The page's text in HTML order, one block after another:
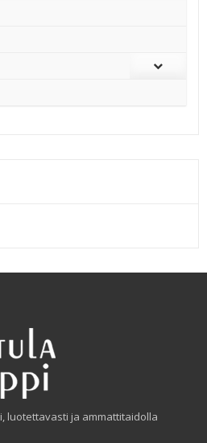
luotettavasti ja ammattitaidolla